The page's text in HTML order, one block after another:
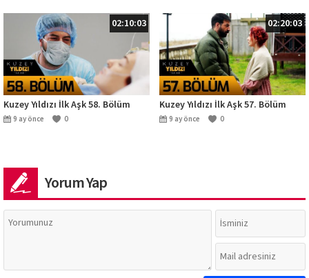
02:10:03
Kuzey Yıldızı İlk Aşk 58. Bölüm
9 ay önce 0
02:20:03
Kuzey Yıldızı İlk Aşk 57. Bölüm
9 ay önce 0
Yorum Yap